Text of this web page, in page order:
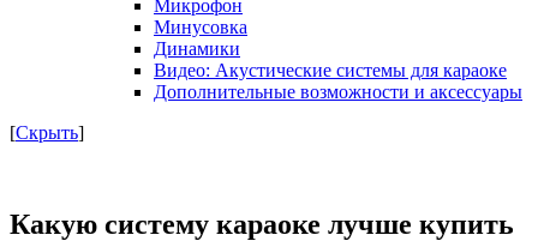
Микрофон
Минусовка
Динамики
Видео: Акустические системы для караоке
Дополнительные возможности и аксессуары
[Скрыть]
Какую систему караоке лучше купить